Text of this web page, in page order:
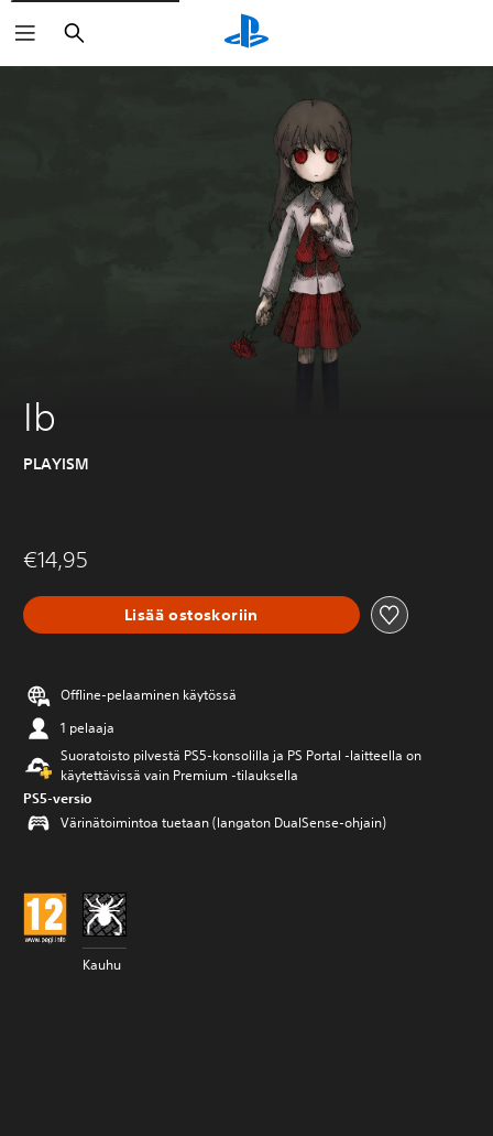
Haku
Ib
PLAYISM
€14,95
Lisää ostoskoriin
Offline-pelaaminen käytössä
1 pelaaja
Suoratoisto pilvestä PS5-konsolilla ja PS Portal ‑laitteella on
käytettävissä vain Premium ‑tilauksella
PS5-versio
Värinätoimintoa tuetaan (langaton DualSense-ohjain)
Kauhu